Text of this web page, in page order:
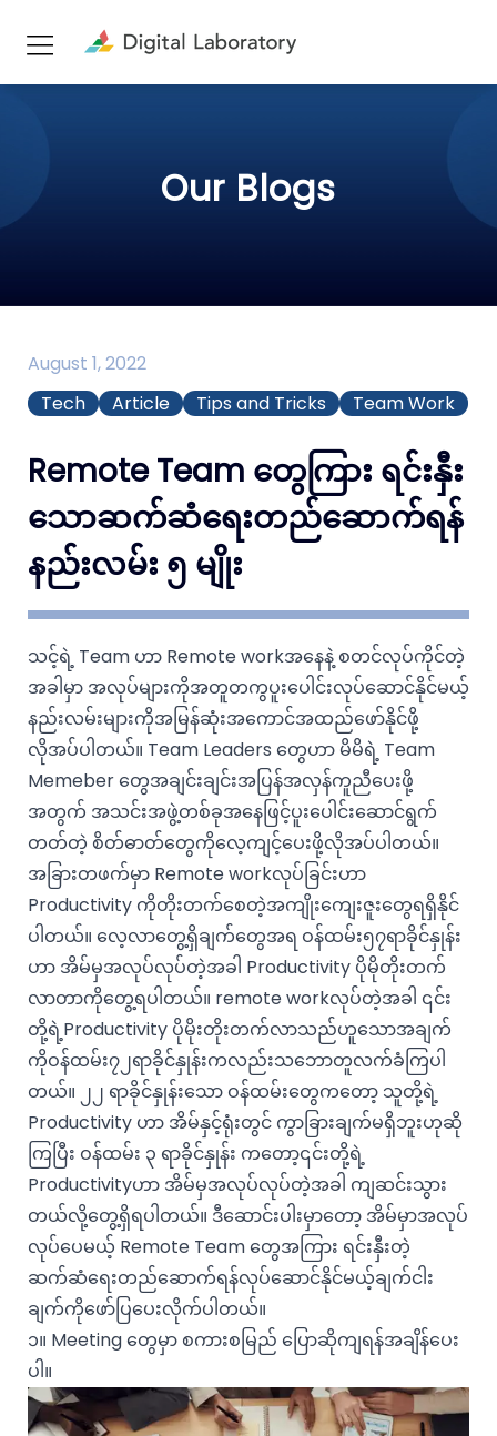
Our Blogs
August 1, 2022
Tech
Article Tips and Tricks Team Work
Remote Team တွေကြား ရင်းနှီး
သောဆက်ဆံရေးတည်ဆောက်ရန်
နည်းလမ်း ၅ မျိုး
သင့်ရဲ့ Team ဟာ Remote workအနေနဲ့ စတင်လုပ်ကိုင်တဲ့
အခါမှာ အလုပ်များကိုအတူတကွပူးပေါင်းလုပ်ဆောင်နိုင်မယ့်
နည်းလမ်းများကိုအမြန်ဆုံးအကောင်အထည်ဖော်နိုင်ဖို့
လိုအပ်ပါတယ်။ Team Leaders တွေဟာ မိမိရဲ့ Team
Memeber တွေအချင်းချင်းအပြန်အလှန်ကူညီပေးဖို့
အတွက် အသင်းအဖွဲ့တစ်ခုအနေဖြင့်ပူးပေါင်းဆောင်ရွက်
တတ်တဲ့ စိတ်ဓာတ်တွေကိုလေ့ကျင့်ပေးဖို့လိုအပ်ပါတယ်။
အခြားတဖက်မှာ Remote workလုပ်ခြင်းဟာ
Productivity ကိုတိုးတက်စေတဲ့အကျိုးကျေးဇူးတွေရရှိနိုင်
ပါတယ်။ လေ့လာတွေ့ရှိချက်တွေအရ ဝန်ထမ်း၅၇ရာခိုင်နှုန်း
ဟာ အိမ်မှအလုပ်လုပ်တဲ့အခါ Productivity ပိုမိုတိုးတက်
လာတာကိုတွေ့ရပါတယ်။ remote workလုပ်တဲ့အခါ ၎င်း
တို့ရဲ့Productivity ပိုမိုးတိုးတက်လာသည်ဟူသောအချက်
ကိုဝန်ထမ်း၇၂ရာခိုင်နှုန်းကလည်းသဘောတူလက်ခံကြပါ
တယ်။ ၂၂ ရာခိုင်နှုန်းသော ဝန်ထမ်းတွေကတော့ သူတို့ရဲ့
Productivity ဟာ အိမ်နှင့်ရုံးတွင် ကွာခြားချက်မရှိဘူးဟုဆို
ကြပြီး ဝန်ထမ်း ၃ ရာခိုင်နှုန်း ကတော့၎င်းတို့ရဲ့
Productivityဟာ အိမ်မှအလုပ်လုပ်တဲ့အခါ ကျဆင်းသွား
တယ်လို့တွေ့ရှိရပါတယ်။ ဒီဆောင်းပါးမှာတော့ အိမ်မှာအလုပ်
လုပ်ပေမယ့် Remote Team တွေအကြား ရင်းနှီးတဲ့
ဆက်ဆံရေးတည်ဆောက်ရန်လုပ်ဆောင်နိုင်မယ့်ချက်ငါး
ချက်ကိုဖော်ပြပေးလိုက်ပါတယ်။
၁။ Meeting တွေမှာ စကားစမြည် ပြောဆိုကျရန်အချိန်ပေး
ပါ။